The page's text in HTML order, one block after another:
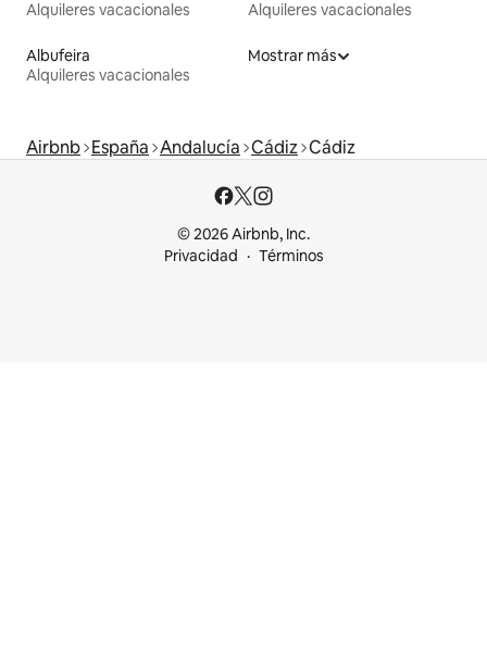
Alquileres vacacionales
Alquileres vacacionales
Albufeira
Alquileres vacacionales
Mostrar más
Airbnb España Andalucía Cádiz Cádiz
© 2026 Airbnb, Inc.
Privacidad
Términos